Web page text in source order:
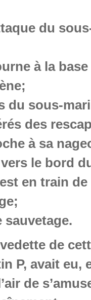
du
à la
du sous-
des
à sa
le bord
en train
sauvetage.
de
P, avait
de